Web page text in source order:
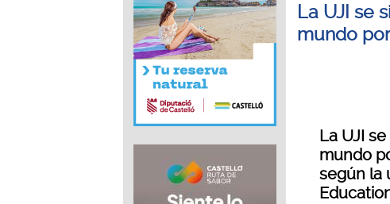
La UJI se
mundo
La UJI
mundo
según la